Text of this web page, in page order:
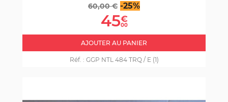
Prix
base
60,00 € -25%Prix
45€
00
AJOUTER AU PANIER
Réf. : GGP NTL 484 TRQ / E (1)